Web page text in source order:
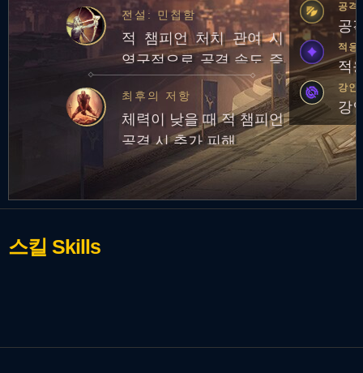
전설: 민첩함
적 챔피언 처치 관여 시
영구적으로 공격 속도 증
최후의 저항
체력이 낮을 때 적 챔피언
공격 시 추가 피해
공격
공
적응
적
강인
강
스킬 Skills